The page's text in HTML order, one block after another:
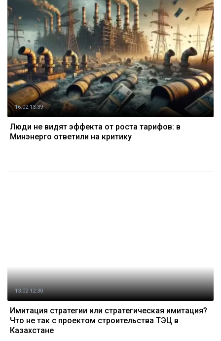
16.02 13:39
Люди не видят эффекта от роста тарифов: в
Минэнерго ответили на критику
13.02 12:30
Имитация стратегии или стратегическая имитация?
Что не так с проектом строительства ТЭЦ в
Казахстане